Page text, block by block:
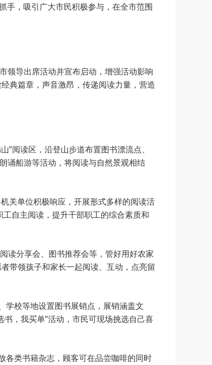
手，吸引广大市民积极参与，在全市范围
领导出席活动并宣布启动，增强活动影响
典篇章，声音激昂，传递阅读力量，营造
”阅读区，沿登山步道布置图书漂流点、
诵船游等活动，将阅读与自然景观相结
关单位积极响应，开展形式多样的阅读活
自主阅读，提升干部职工的综合素质和
读分享会、图书推荐会等，管好用好农家
带领孩子和家长一起阅读、互动，点亮留
学校等地设置图书展销点，展销涵盖文
，我买单”活动，市民可现场挑选自己喜
各类书籍杂志，顾客可在品尝咖啡的同时